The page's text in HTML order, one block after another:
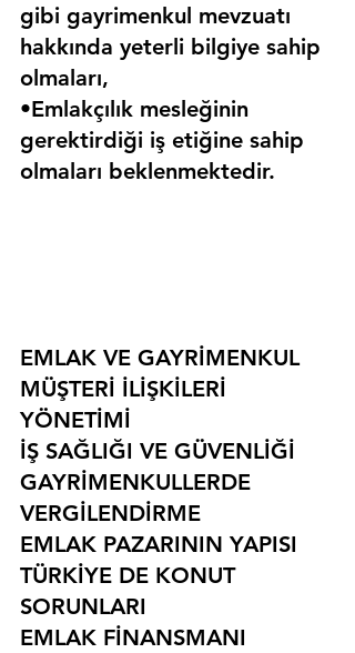
gibi gayrimenkul mevzuatı
hakkında yeterli bilgiye sahip
olmaları,
•Emlakçılık mesleğinin
gerektirdiği iş etiğine sahip
olmaları beklenmektedir.
EMLAK VE GAYRİMENKUL
MÜŞTERİ İLİŞKİLERİ
YÖNETİMİ
İŞ SAĞLIĞI VE GÜVENLİĞİ
GAYRİMENKULLERDE
VERGİLENDİRME
EMLAK PAZARININ YAPISI
TÜRKİYE DE KONUT
SORUNLARI
EMLAK FİNANSMANI